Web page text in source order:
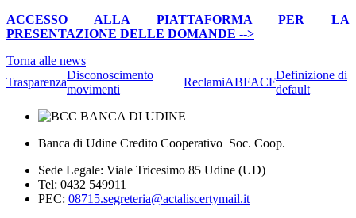
ACCESSO ALLA PIATTAFORMA PER LA
PRESENTAZIONE DELLE DOMANDE -->
Torna alle news
Trasparenza
Disconoscimento
movimenti
ReclamiABFACF
Definizione di
default
Banca di Udine Credito Cooperativo Soc. Coop.
Sede Legale: Viale Tricesimo 85 Udine (UD)
Tel: 0432 549911
PEC: 08715.segreteria@actaliscertymail.it